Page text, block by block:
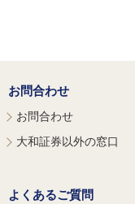
お問合わせ
お問合わせ
大和証券以外の窓口
よくあるご質問